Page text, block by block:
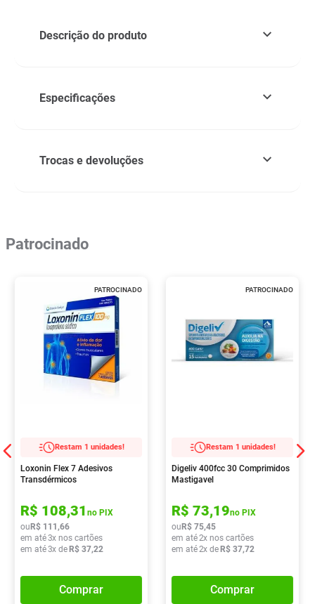
Descrição do produto
Especificações
Trocas e devoluções
Patrocinado
PATROCINADO
Restam 1 unidades!
Loxonin Flex 7 Adesivos
Transdérmicos
R$ 108,31 no PIX
ou R$ 111 ,66
em até3x nos cartões
em até3x de R$ 37,22
Comprar
PATROCINADO
Restam 1 unidades!
Digeliv 400fcc 30 Comprimidos
Mastigavel
R$ 73,19no PIX
ou R$ 75,45
em até2x nos cartões
em até2x de R$ 37,72
Comprar